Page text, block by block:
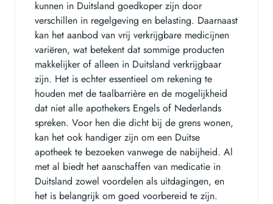
kunnen in Duitsland goedkoper zijn door
verschillen in regelgeving en belasting. Daarnaast
kan het aanbod van vrij verkrijgbare medicijnen
variëren, wat betekent dat sommige producten
makkelijker of alleen in Duitsland verkrijgbaar
zijn. Het is echter essentieel om rekening te
houden met de taalbarrière en de mogelijkheid
dat niet alle apothekers Engels of Nederlands
spreken. Voor hen die dicht bij de grens wonen,
kan het ook handiger zijn om een Duitse
apotheek te bezoeken vanwege de nabijheid. Al
met al biedt het aanschaffen van medicatie in
Duitsland zowel voordelen als uitdagingen, en
het is belangrijk om goed voorbereid te zijn.